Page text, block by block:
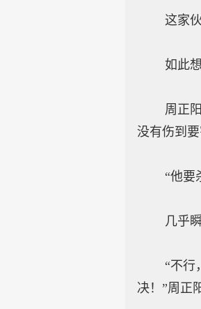
这家伙，
如此想
周正阳闻
没有伤到
“他要杀
几乎瞬间
“不行，
决！”周正